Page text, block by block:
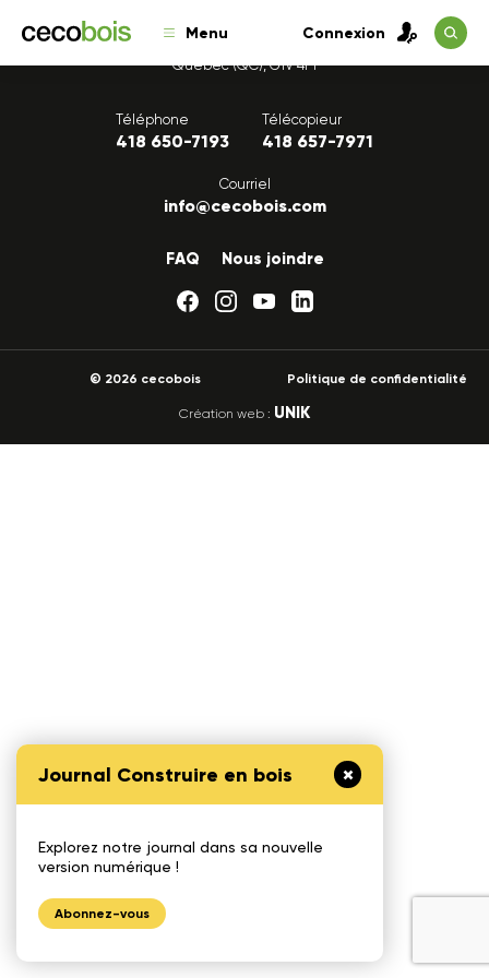
Menu Connexion
Journal Construire en bois
Explorez notre journal dans sa nouvelle
version numérique !
Abonnez-vous
1175, avenue Lavigerie, Bureau 200
Québec (QC), G1V 4P1
Téléphone
418 650-7193
Télécopieur
418 657-7971
Courriel
info@cecobois.com
FAQ Nous joindre
© 2026 cecobois Politique de confidentialité
Création web : UNIK